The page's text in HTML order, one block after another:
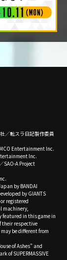
／転スラ日記製作委員
Entertainment Inc.
Inc.
SAO-A Project
by BANDAI
by GIANTS
registered
machinery,
in this game in
their respective
be different from
of Ashes” and
of SUPERMASSIVE